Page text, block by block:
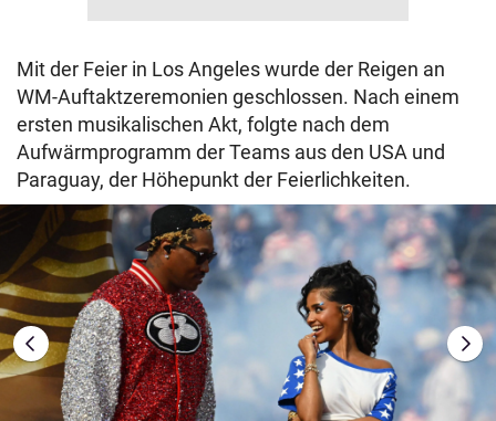
Mit der Feier in Los Angeles wurde der Reigen an
WM-Auftaktzeremonien geschlossen. Nach einem
ersten musikalischen Akt, folgte nach dem
Aufwärmprogramm der Teams aus den USA und
Paraguay, der Höhepunkt der Feierlichkeiten.